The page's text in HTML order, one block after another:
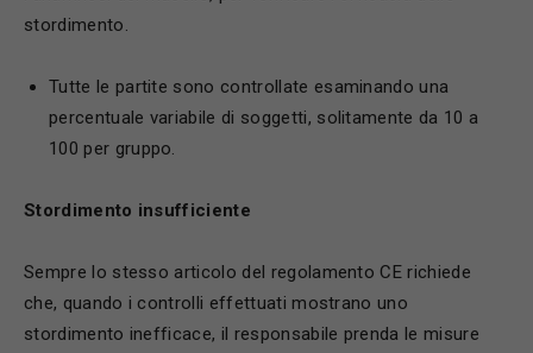
stordimento.
Tutte le partite sono controllate esaminando una
percentuale variabile di soggetti, solitamente da 10 a
100 per gruppo.
Stordimento insufficiente
Sempre lo stesso articolo del regolamento CE richiede
che, quando i controlli effettuati mostrano uno
stordimento inefficace, il responsabile prenda le misure